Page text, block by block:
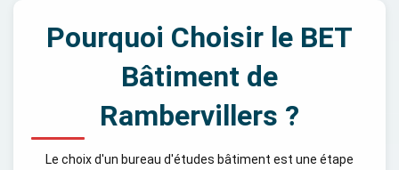
Pourquoi Choisir le BET
Bâtiment de
Rambervillers ?
Le choix d'un bureau d'études bâtiment est une étape